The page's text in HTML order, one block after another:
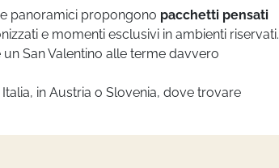
panoramici propongono pacchetti pensati
e momenti esclusivi in ambienti riservati.
San Valentino alle terme davvero
Italia, in Austria o Slovenia, dove trovare